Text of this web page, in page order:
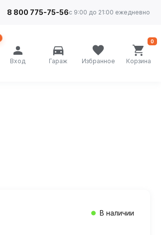
8 800 775-75-56с 9:00 до 21:00 ежедневно
Вход Гараж Избранное Корзина
0
В наличии